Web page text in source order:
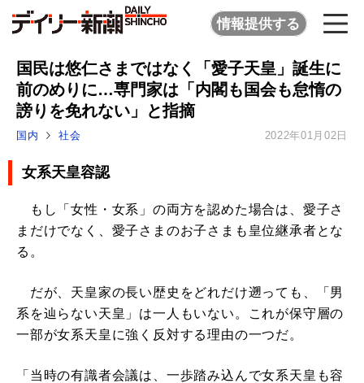
情報提供する
国民は悠仁さまではなく「愛子天皇」誕生に
前のめりに…専門家は「内閣も国会も怠惰の
謗りを免れない」と指摘
国内 社会 2022年01月02日
女系天皇容認
もし「女性・女系」の両方を認めた場合は、愛子さ
まだけでなく、愛子さまのお子さまも皇位継承者とな
る。
だが、天皇家の長い歴史をどれだけ遡っても、「男
系を辿らない天皇」は一人もいない。これが保守層の
一部が女系天皇に強く反対する理由の一つだ。
「当時の有識者会議は、一歩踏み込んで女系天皇も容